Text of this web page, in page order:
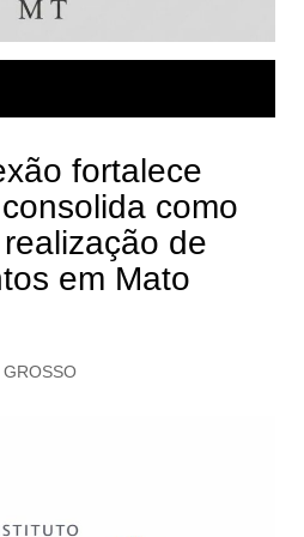
fortalece
como
de
em Mato
GROSSO